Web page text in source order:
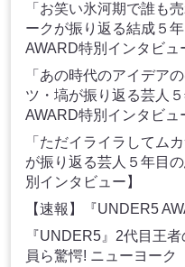
「お笑い氷河期で誰も
ークが振り返る結成５
AWARD特別インタビュ
「あの時代のアイデア
ツ・塙が振り返る芸人
AWARD特別インタビュ
「ただイライラしてム
が振り返る芸人５年目
別インタビュー】
【速報】『UNDER5
『UNDER5』2代目王
員ら驚愕! ニューヨーク